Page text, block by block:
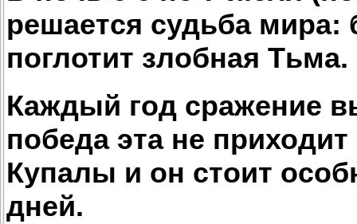
решается судьба
поглотит злобная Тьма.
Каждый год сражение
победа эта не
Купалы и он стоит
дней.